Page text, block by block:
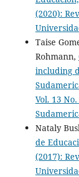
(2020):
Taise
Rohmann,
including
Vol. 13
Nataly
de
(2017):